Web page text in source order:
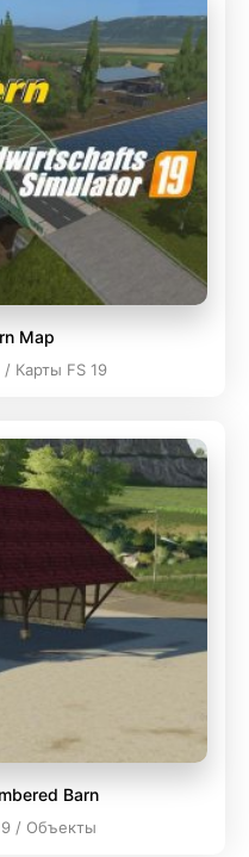
Map
Карты FS 19
Barn
/ Объекты